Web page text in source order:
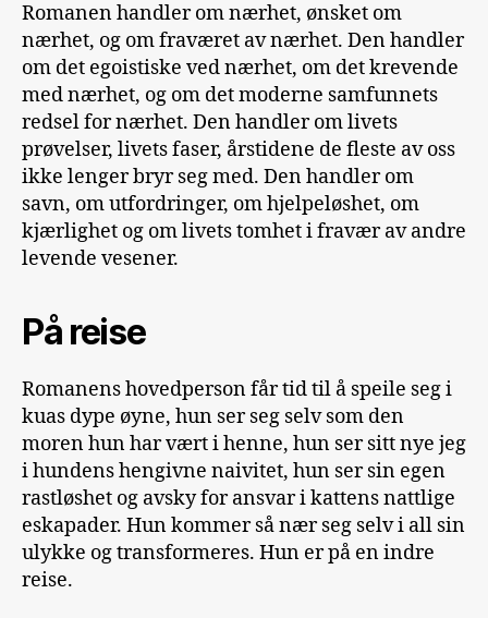
Romanen handler om nærhet, ønsket om
nærhet, og om fraværet av nærhet. Den handler
om det egoistiske ved nærhet, om det krevende
med nærhet, og om det moderne samfunnets
redsel for nærhet. Den handler om livets
prøvelser, livets faser, årstidene de fleste av oss
ikke lenger bryr seg med. Den handler om
savn, om utfordringer, om hjelpeløshet, om
kjærlighet og om livets tomhet i fravær av andre
levende vesener.
På reise
Romanens hovedperson får tid til å speile seg i
kuas dype øyne, hun ser seg selv som den
moren hun har vært i henne, hun ser sitt nye jeg
i hundens hengivne naivitet, hun ser sin egen
rastløshet og avsky for ansvar i kattens nattlige
eskapader. Hun kommer så nær seg selv i all sin
ulykke og transformeres. Hun er på en indre
reise.